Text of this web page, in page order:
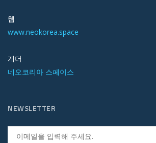
웹
www.neokorea.space
개더
네오코리아 스페이스
NEWSLETTER